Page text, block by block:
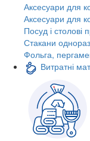
Аксесуари для
Аксесуари для
Посуд і столові
Стакани
Фольга,
Витратні